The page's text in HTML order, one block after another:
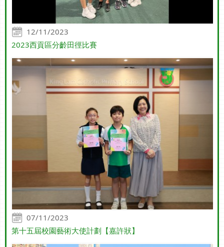
12/11/2023
2023西貢區分齡田徑比賽
07/11/2023
第十五屆校園藝術大使計劃【嘉許狀】